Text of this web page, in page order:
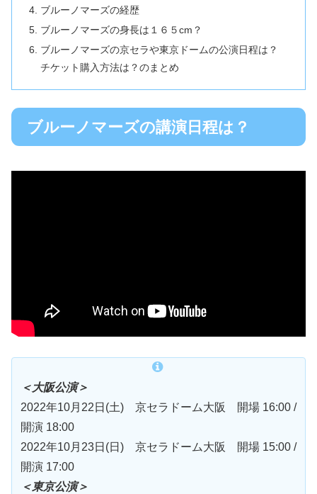
ブルーノマーズの経歴
ブルーノマーズの身長は１６５cm？
ブルーノマーズの京セラや東京ドームの公演日程は？
チケット購入方法は？のまとめ
ブルーノマーズの講演日程は？
＜大阪公演＞
2022年10月22日(土) 京セラドーム大阪 開場 16:00 /
開演 18:00
2022年10月23日(日) 京セラドーム大阪 開場 15:00 /
開演 17:00
＜東京公演＞